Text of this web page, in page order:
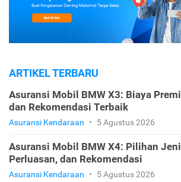
ARTIKEL TERBARU
Asuransi Mobil BMW X3: Biaya
dan Rekomendasi Terbaik
Asuransi Kendaraan • 5 Agustus 2026
Asuransi Mobil BMW X4: Pilihan
Perluasan, dan Rekomendasi
Asuransi Kendaraan • 5 Agustus 2026